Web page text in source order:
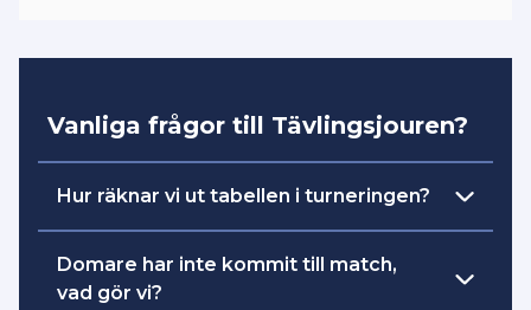
Vanliga frågor till Tävlingsjouren?
Hur räknar vi ut tabellen i turneringen?
iBIS brukar sköta detta väldigt bra, men
ibland drar något lag sig ur och då
Domare har inte kommit till match,
vad gör vi?